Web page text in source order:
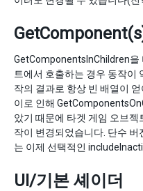
GetComponentsInChildren을
트에서 호출하는 경우 동작이
작의 결과로 항상 빈 배열이
이로 인해
았기 때문에 타겟 게임 오브
작이 변경되었습니다. 단수
는 이제 선택적인
UI/기본 셰이더